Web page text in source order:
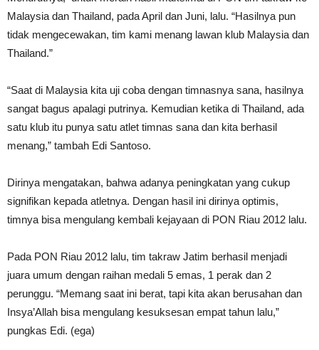
Malaysia dan Thailand, pada April dan Juni, lalu. “Hasilnya pun
tidak mengecewakan, tim kami menang lawan klub Malaysia dan
Thailand.”
“Saat di Malaysia kita uji coba dengan timnasnya sana, hasilnya
sangat bagus apalagi putrinya. Kemudian ketika di Thailand, ada
satu klub itu punya satu atlet timnas sana dan kita berhasil
menang,” tambah Edi Santoso.
Dirinya mengatakan, bahwa adanya peningkatan yang cukup
signifikan kepada atletnya. Dengan hasil ini dirinya optimis,
timnya bisa mengulang kembali kejayaan di PON Riau 2012 lalu.
Pada PON Riau 2012 lalu, tim takraw Jatim berhasil menjadi
juara umum dengan raihan medali 5 emas, 1 perak dan 2
perunggu. “Memang saat ini berat, tapi kita akan berusahan dan
Insya’Allah bisa mengulang kesuksesan empat tahun lalu,”
pungkas Edi. (ega)